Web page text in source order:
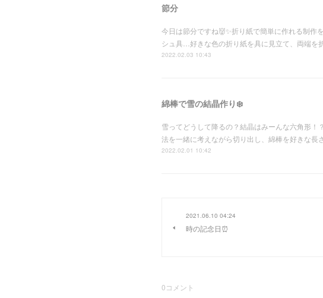
節分
今日は節分ですね👹✨折り紙で簡単に作れる制
シュ具…好きな色の折り紙を具に見立て、両端を
2022.02.03 10:43
綿棒で雪の結晶作り❄️
雪ってどうして降るの？結晶はみーんな六角形
法を一緒に考えながら切り出し、綿棒を好きな
2022.02.01 10:42
2021.06.10 04:24
時の記念日⏰
0コメント